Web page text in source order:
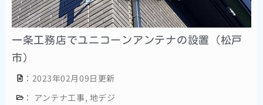
一条工務店でユニコーンアンテナの設置（松戸
市）
：2023年02月09日更新
： アンテナ工事, 地デジ